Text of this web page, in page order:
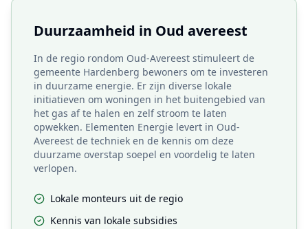
Duurzaamheid in Oud avereest
In de regio rondom Oud-Avereest stimuleert de
gemeente Hardenberg bewoners om te investeren
in duurzame energie. Er zijn diverse lokale
initiatieven om woningen in het buitengebied van
het gas af te halen en zelf stroom te laten
opwekken. Elementen Energie levert in Oud-
Avereest de techniek en de kennis om deze
duurzame overstap soepel en voordelig te laten
verlopen.
Lokale monteurs uit de regio
Kennis van lokale subsidies